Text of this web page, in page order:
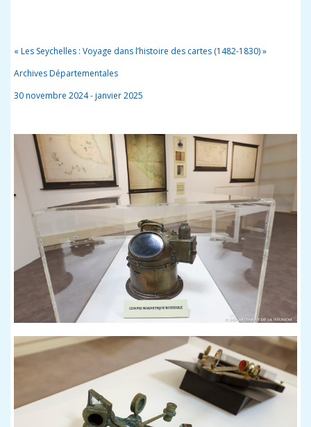
« Les Seychelles : Voyage dans l’histoire des cartes (1482-1830) »
Archives Départementales
30 novembre 2024-janvier 2025